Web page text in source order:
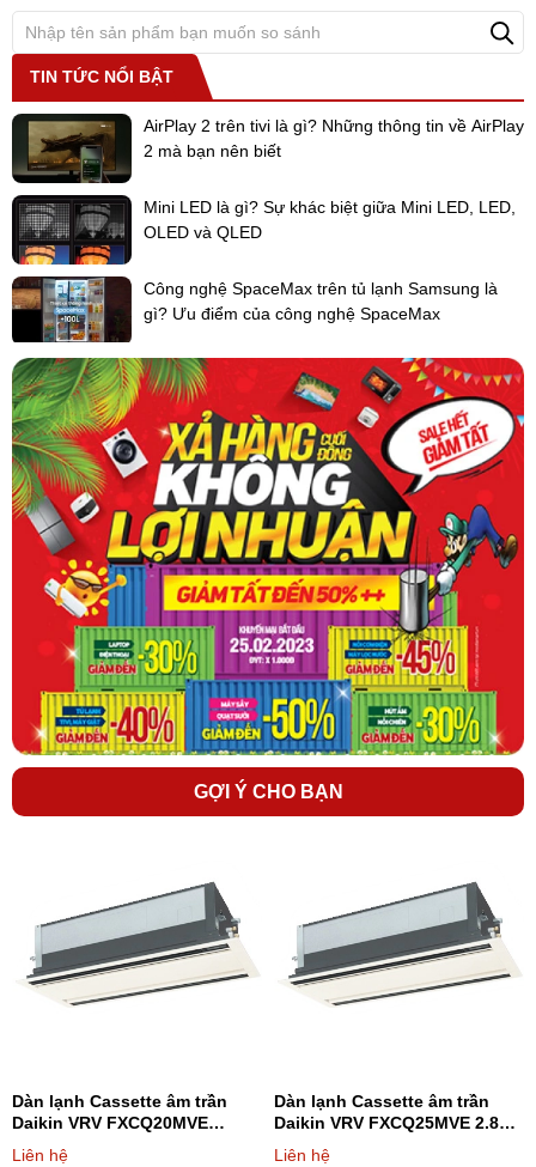
+ Bảo trì các bộ phận phổ biến như hộp điều khiển v.v... được thực
hiện dễ dàng với việc tháo mặt nạ phía đường hồi.
2. Điều khiển từ xa mới (tùy chọn)
+ Điều khiển từ xa không dây
- Thiết kế mới mang lại sự hài lòng cho khách hàng.
- Màu trắng sáng
- Phím bấm thân thiện với người dùng với các tính năng mới như
điều khiển 2 cánh đảo gió, tốc độ gió 5 cấp, luồng gió tự động.
- Tính năng đèn nền giúp vận hành dễ dàng trong phòng tối.
+ Điều khiển từ xa có dây
Các tính năng mới như điều khiển 2 cánh đảo gió, tốc độ gió 5
cấp, luồng gió tự động có thể được điều chỉnh bằng điều khiển từ
xa có dây mới này
2 chiều có cũng thông số. Khi bạn tham khảo dàn lạnh 1 chiều thì
chỉ cần bỏ qua các thông số về chế độ sưởi là được.
Xem thêm các dàn lạnh cassette khác tại:Dàn lạnh cassette
trung tâm Daikin
để được hỗ trợ tư vấn, thiết kế hoàn toàn MIỄN PHÍ và báo giá
nhanh nhất.
TIN TỨC NỔI BẬT
AirPlay 2 trên tivi là gì? Những thông tin về AirPlay
2 mà bạn nên biết
Mini LED là gì? Sự khác biệt giữa Mini LED, LED,
OLED và QLED
Công nghệ SpaceMax trên tủ lạnh Samsung là
gì? Ưu điểm của công nghệ SpaceMax
GỢI Ý CHO BẠN
Dàn lạnh Cassette âm trần
Daikin VRV FXCQ20MVE
7.500BTU - Loại 2 hướng thổi
Liên hệ
Dàn lạnh Cassette âm trần
Daikin VRV FXCQ25MVE 2.8kW
1 chiều - Loại 2 hướng thổi
Liên hệ